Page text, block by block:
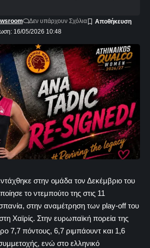
16/05/2026 10:48
Δεν υπάρχουν Σχόλια
στην ομάδα τον Δεκέμβριο του
το ντεμπούτο της στις 11
στην αναμέτρηση των play-off του
Χαϊρίς. Στην ευρωπαϊκή πορεία της
7,7 πόντους, 6,7 ριμπάουντ και 1,6
ενώ στο ελληνικό